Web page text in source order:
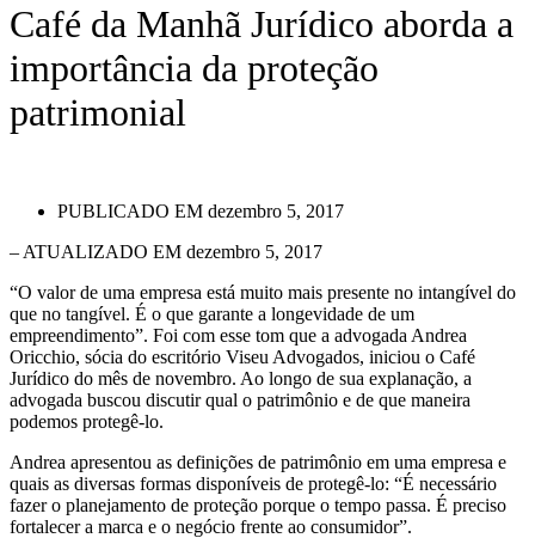
Café da Manhã Jurídico aborda a
importância da proteção
patrimonial
PUBLICADO EM dezembro 5, 2017
– ATUALIZADO EM dezembro 5, 2017
“O valor de uma empresa está muito mais presente no intangível do
que no tangível. É o que garante a longevidade de um
empreendimento”. Foi com esse tom que a advogada Andrea
Oricchio, sócia do escritório Viseu Advogados, iniciou o Café
Jurídico do mês de novembro. Ao longo de sua explanação, a
advogada buscou discutir qual o patrimônio e de que maneira
podemos protegê-lo.
Andrea apresentou as definições de patrimônio em uma empresa e
quais as diversas formas disponíveis de protegê-lo: “É necessário
fazer o planejamento de proteção porque o tempo passa. É preciso
fortalecer a marca e o negócio frente ao consumidor”.